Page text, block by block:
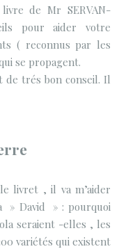
de Mr SERVAN-
pour aider votre
( reconnus par les
se propagent.
de trés bon conseil. Il
livret , il va m’aider
» David » : pourquoi
seraient -elles , les
variétés qui existent